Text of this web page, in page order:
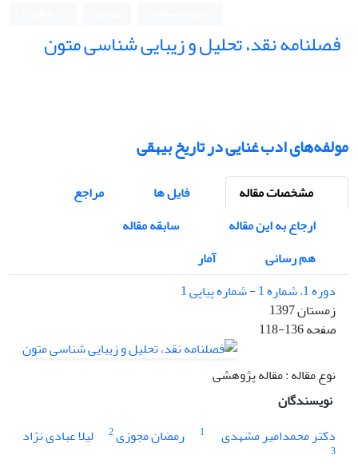
فصلنامه نقد، تحلیل و زیبایی شناسی متون
مولفه‌های ادب غنایی در تاریخ بیهقی
مشخصات مقاله فایل ها
مراجع
ارجاع به این مقاله
سابقه مقاله
هم رسانی
آمار
دوره 1، شماره 1 - شماره پیاپی 1
زمستان 1397
صفحه118-136
نوع مقاله : مقاله پژوهشی
نویسندگان
دکتر محمدامیر مشهدی
1 رمضان مجوزی2 لیلا عبادی نژاد
3